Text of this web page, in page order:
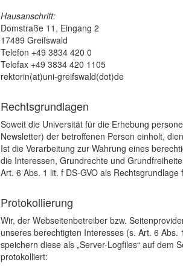
Hausanschrift:
Domstraße 11, Eingang 2
17489 Greifswald
Telefon +49 3834 420 0
Telefax +49 3834 420 1105
rektorin(at)uni-greifswald(dot)de
Rechtsgrundlagen
Soweit die Universität für die Erhebung
Newsletter) der betroffenen Person einholt,
Ist die Verarbeitung zur Wahrung eines
die Interessen, Grundrechte und
Art. 6 Abs. 1 lit. f DS-GVO als
Protokollierung
Wir, der Webseitenbetreiber bzw.
unseres berechtigten Interesses (s. Art. 6
speichern diese als „Server-Logfiles“ auf dem
protokolliert: